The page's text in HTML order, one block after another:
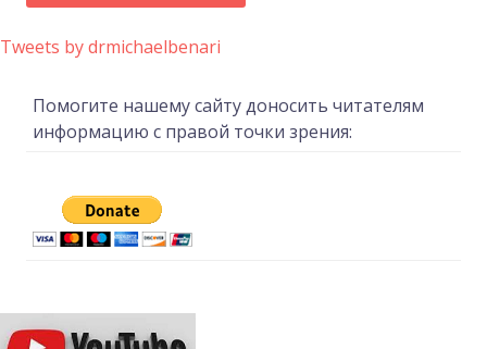
Tweets by drmichaelbenari
Помогите нашему сайту доносить читателям
информацию с правой точки зрения: